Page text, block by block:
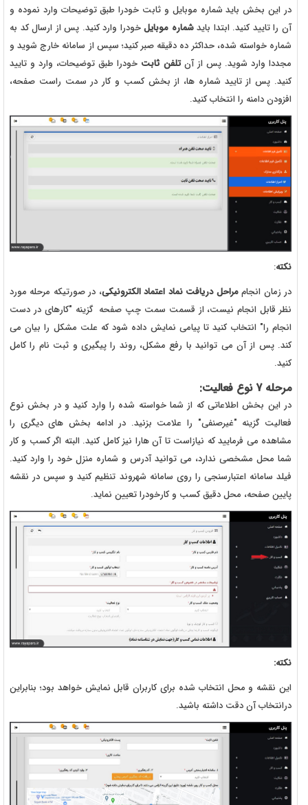
در این بخش باید شماره موبایل و ثابت خودرا طبق توضیحات وارد نموده و
آن را تایید کنید. ابتدا بایدشماره موبایلخودرا وارد کنید. پس از ارسال کد به
شماره خواسته شده، حداکثر ده دقیقه صبر کنید؛ سپس از سامانه خارج شوید و
مجددا وارد شوید. پس از آنتلفن ثابت خودرا طبق توضیحات، وارد و تایید
کنید. پس از تایید شماره ها، از بخش کسب و کار در سمت راست صفحه،
افزودن دامنه را انتخاب کنید.
نکته:
در زمان انجاممراحل دریافت نماد اعتماد الکترونیکی، در صورتیکه مرحله مورد
نظر قابل انجام نیست، از قسمت سمت چپ صفحه گزینه "کارهای در دست
انجام را" انتخاب کنید تا پیامی نمایش داده شود که علت مشکل را بیان می
کند. پس از آن می توانید با رفع مشکل، روند را پیگیری و ثبت نام را کامل
کنید.
مرحله 7 نوع فعالیت:
در این بخش اطلاعاتی که از شما خواسته شده را وارد کنید و در بخش نوع
فعالیت گزینه "غیرصنفی" را علامت بزنید. در ادامه بخش های دیگری را
مشاهده می فرمایید که نیازاست تا آن هارا نیز کامل کنید. البته اگر کسب و کار
شما محل مشخصی ندارد، می توانید آدرس و شماره منزل خود را وارد کنید.
فیلد سامانه اعتبارسنجی را روی سامانه شهروند تنظیم کنید و سپس در نقشه
پایین صفحه، محل دقیق کسب و کارخودرا تعیین نماید.
نکته:
این نقشه و محل انتخاب شده برای کاربران قابل نمایش خواهد بود؛ بنابراین
درانتخاب آن دقت داشته باشید.